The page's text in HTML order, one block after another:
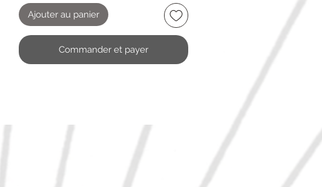
Ajouter au panier
Commander et payer